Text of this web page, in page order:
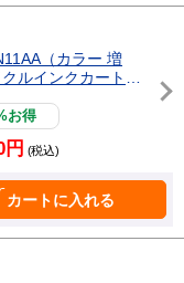
（カラー 増
ルインクカートリ
お得
円 (税込)
カートに入れる